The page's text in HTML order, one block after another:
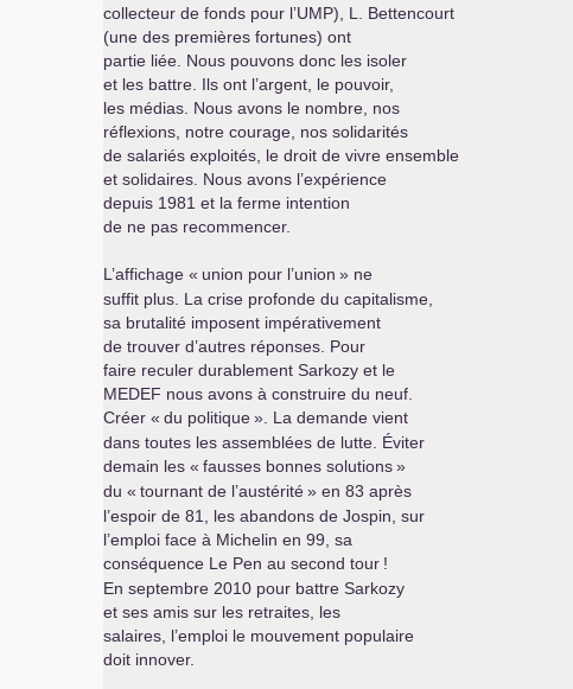
collecteur de fonds pour l’UMP), L. Bettencourt
(une des premières fortunes) ont
partie liée. Nous pouvons donc les isoler
et les battre. Ils ont l’argent, le pouvoir,
les médias. Nous avons le nombre, nos
réflexions, notre courage, nos solidarités
de salariés exploités, le droit de vivre ensemble
et solidaires. Nous avons l’expérience
depuis 1981 et la ferme intention
de ne pas recommencer.
L’affichage « union pour l’union » ne
suffit plus. La crise profonde du capitalisme,
sa brutalité imposent impérativement
de trouver d’autres réponses. Pour
faire reculer durablement Sarkozy et le
MEDEF nous avons à construire du neuf.
Créer « du politique». La demande vient
dans toutes les assemblées de lutte. Éviter
demain les « fausses bonnes solutions»
du « tournant de l’austérité» en 83 après
l’espoir de 81, les abandons de Jospin, sur
l’emploi face à Michelin en 99, sa
conséquence Le Pen au second tour !
En septembre 2010 pour battre Sarkozy
et ses amis sur les retraites, les
salaires, l’emploi le mouvement populaire
doit innover.